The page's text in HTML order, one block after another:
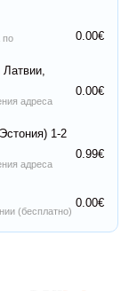
по
0.00€
Латвии,
адреса
0.00€
1-2
адреса
0.99€
(бесплатно)
0.00€